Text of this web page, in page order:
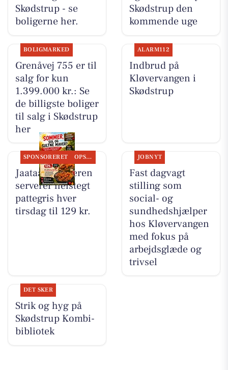
Skødstrup - se
boligerne her.
Skødstrup den
kommende uge
BOLIGMARKED
Grenåvej 755 er til
salg for kun
1.399.000 kr.: Se
de billigste boliger
til salg i Skødstrup
her
ALARM112
Indbrud på
Kløvervangen i
Skødstrup
SPONSORERET OPSLAGSTAVLEN
Jaataak Slagteren
serverer helstegt
pattegris hver
tirsdag til 129 kr.
JOBNYT
Fast dagvagt
stilling som
social- og
sundhedshjælper
hos Kløvervangen
med fokus på
arbejdsglæde og
trivsel
DET SKER
Strik og hyg på
Skødstrup Kombi-
bibliotek